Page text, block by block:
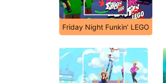
Friday Night Funkin’ LEGO